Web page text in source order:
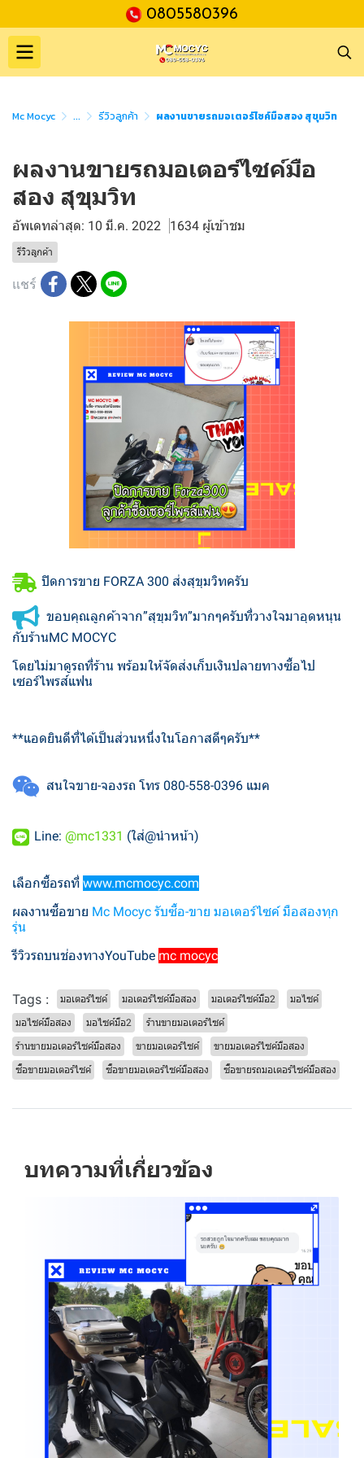
0805580396
Mc Mocyc ... รีวิวลูกค้า ผลงานขายรถมอเตอร์ไซค์มือสอง สุขุมวิท
ผลงานขายรถมอเตอร์ไซค์มือ
สอง สุขุมวิท
อัพเดทล่าสุด: 10 มี.ค. 2022 1634 ผู้เข้าชม
รีวิวลูกค้า
แชร์
ปิดการขาย FORZA 300 ส่งสุขุมวิทครับ
ขอบคุณลูกค้าจาก”สุขุมวิท”มากๆครับที่วางใจมาอุดหนุน
กับร้านMC MOCYC
โดยไม่มาดูรถที่ร้าน พร้อมให้จัดส่งเก็บเงินปลายทางซื้อไป
เซอร์ไพรส์แฟน
**แอดยินดีที่ได้เป็นส่วนหนึ่งในโอกาสดีๆครับ**
สนใจขาย-จองรถ โทร 080-558-0396 แมค
Line: @mc1331 (ใส่@นำหน้า)
เลือกซื้อรถที่ www.mcmocyc.com
ผลงานซื้อขาย Mc Mocyc รับซื้อ-ขาย มอเตอร์ไซค์ มือสองทุก
รุ่น
รีวิวรถบนช่องทางYouTube mc mocyc
Tags : มอเตอร์ไซค์ มอเตอร์ไซค์มือสอง มอเตอร์ไซค์มือ2 มอไซค์
มอไซค์มือสอง มอไซค์มือ2 ร้านขายมอเตอร์ไซค์
ร้านขายมอเตอร์ไซค์มือสอง ขายมอเตอร์ไซค์ ขายมอเตอร์ไซค์มือสอง
ซื้อขายมอเตอร์ไซค์ ซื้อขายมอเตอร์ไซค์มือสอง ซื้อขายรถมอเตอร์ไซค์มือสอง
บทความที่เกี่ยวข้อง